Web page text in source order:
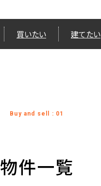
買いたい 建てたい
Buy and sell : 01
物件一覧